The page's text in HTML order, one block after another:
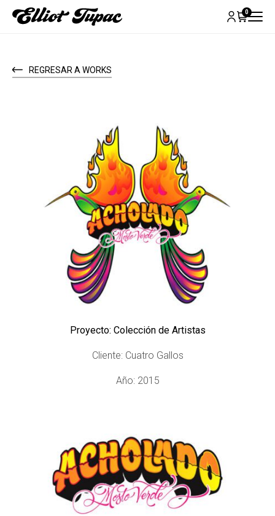
0
REGRESAR A WORKS
Proyecto: Colección de Artistas
Cliente: Cuatro Gallos
Año: 2015